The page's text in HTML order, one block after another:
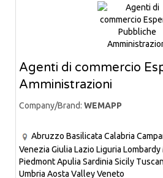
Agenti di commercio
Amministrazioni
Company/Brand: WEMAPP
Abruzzo Basilicata Calabria
Venezia Giulia Lazio Liguria Lombardy
PiedmontApulia Sardinia Sicily
Umbria Aosta ValleyVeneto